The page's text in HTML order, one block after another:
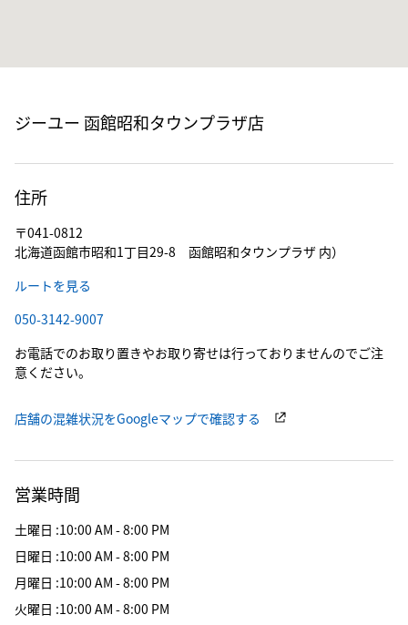
ジーユー 函館昭和タウンプラザ店
住所
〒041-0812
北海道函館市昭和1丁目29-8 函館昭和タウンプラザ 内）
ルートを見る
050-3142-9007
お電話でのお取り置きやお取り寄せは行っておりませんのでご注
意ください。
店舗の混雑状況をGoogleマップで確認する
営業時間
土曜日 :10:00 AM - 8:00 PM
日曜日 :10:00 AM - 8:00 PM
月曜日 :10:00 AM - 8:00 PM
火曜日 :10:00 AM - 8:00 PM